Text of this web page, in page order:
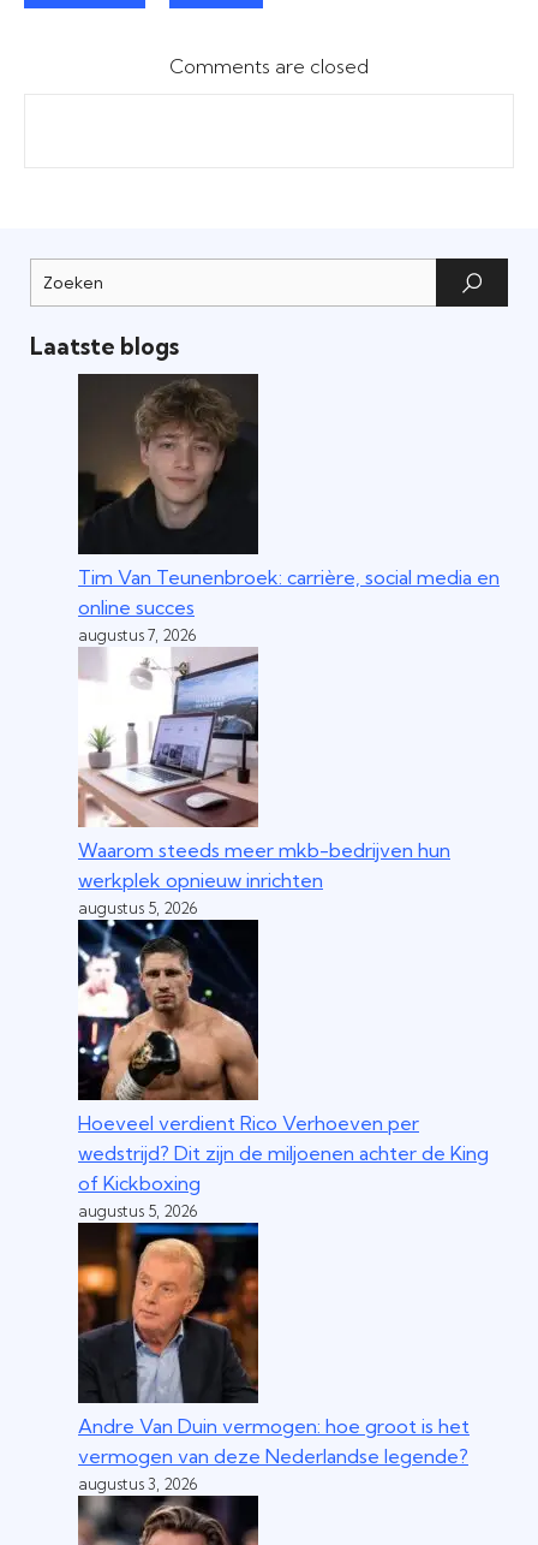
Comments are closed
Laatste blogs
Tim Van Teunenbroek: carrière, social media en
online succes
augustus 7, 2026
Waarom steeds meer mkb-bedrijven hun
werkplek opnieuw inrichten
augustus 5, 2026
Hoeveel verdient Rico Verhoeven per
wedstrijd? Dit zijn de miljoenen achter de King
of Kickboxing
augustus 5, 2026
Andre Van Duin vermogen: hoe groot is het
vermogen van deze Nederlandse legende?
augustus 3, 2026